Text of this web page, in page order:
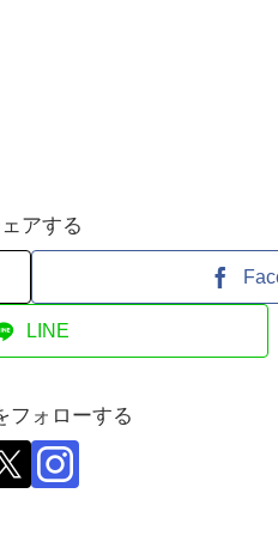
アする
LINE
フォローする